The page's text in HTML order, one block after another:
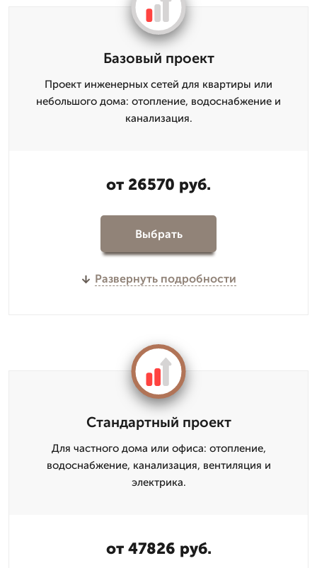
Базовый проект
Проект инженерных сетей для квартиры или
небольшого дома: отопление, водоснабжение и
канализация.
от 26570 руб.
Выбрать
Развернуть подробности
Стандартный проект
Для частного дома или офиса: отопление,
водоснабжение, канализация, вентиляция и
электрика.
от 47826 руб.